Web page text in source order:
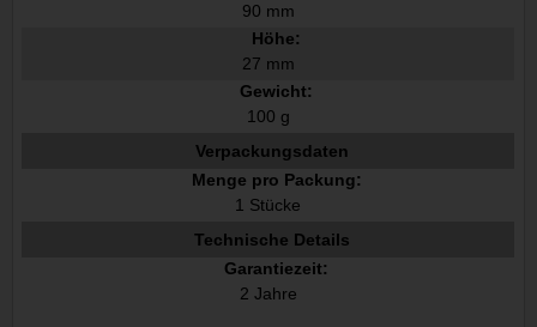
90 mm
Höhe:
27 mm
Gewicht:
100 g
Verpackungsdaten
Menge pro Packung:
1 Stücke
Technische Details
Garantiezeit:
2 Jahre